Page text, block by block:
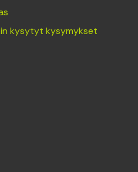
kysytyt kysymykset